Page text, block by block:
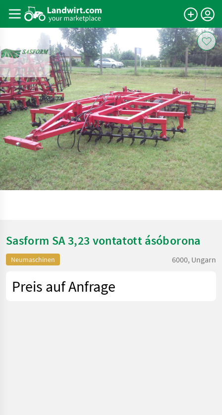
Sasform SA 3,23 vontatott ásóborona
Neumaschinen 6000, Ungarn
Preis auf Anfrage